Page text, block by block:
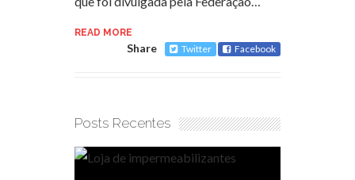
READ MORE
Share Twitter Facebook
Posts Recentes